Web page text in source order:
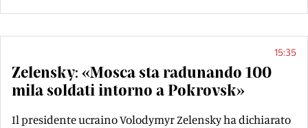
15:35
Zelensky: «Mosca sta radunando 100
mila soldati intorno a Pokrovsk»
Il presidente ucraino Volodymyr Zelensky ha dichiarato